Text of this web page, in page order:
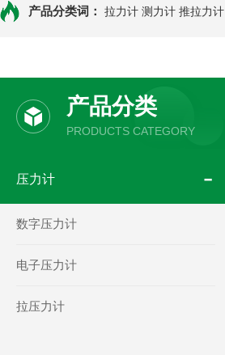
产品分类词： 拉力计 测力计 推拉力计
产品分类
PRODUCTS CATEGORY
压力计
数字压力计
电子压力计
拉压力计